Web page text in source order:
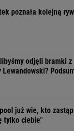
poznała kolejną
odjęli bramki
Lewandowski?
już wie, kto
tylko ciebie"